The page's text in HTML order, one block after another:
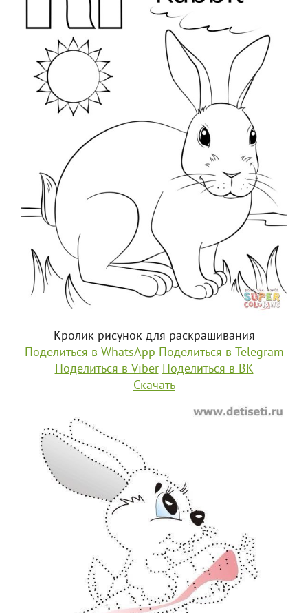
Кролик рисунок для раскрашивания
Поделиться в WhatsApp Поделиться в Telegram
Поделиться в Viber Поделиться в ВК
Скачать